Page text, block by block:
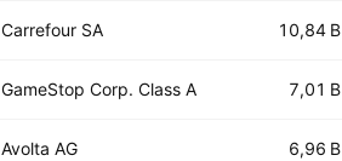
Carrefour SA 10,84 B
GameStop Corp. Class A 7,01 B
Avolta AG 6,96 B